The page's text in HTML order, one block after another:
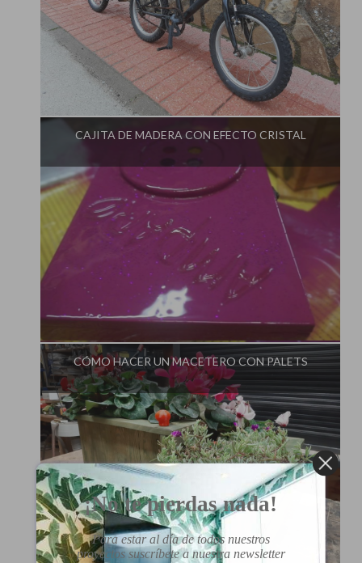
Influencer:Aprendiendo en el Garaje
CAJITA DE MADERA CON EFECTO CRISTAL
Influencer:Aprendiendo en el Garaje
CÓMO HACER UN MACETERO CON PALETS
Influencer:Aprendiendo en el Garaje
¡No te pierdas nada!
Para estar al día de todos nuestros
proyectos suscríbete a nuestra newsletter